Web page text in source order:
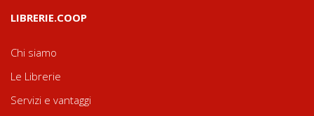
LIBRERIE.COOP
Chi siamo
Le Librerie
Servizi e vantaggi